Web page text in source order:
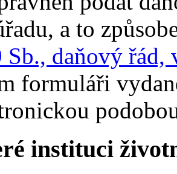
a to
Sb., daňový řád,
formuláři
instituci